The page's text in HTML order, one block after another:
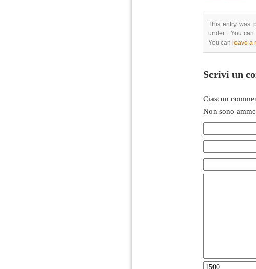
This entry was
under . You
You can leave a
Scrivi un
Ciascun
Non sono